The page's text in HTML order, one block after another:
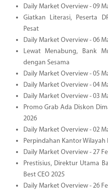
Daily Market Overview - 09
Giatkan Literasi, Peserta
Pesat
Daily Market Overview - 06
Lewat Menabung, Bank
dengan Sesama
Daily Market Overview - 05
Daily Market Overview - 04
Daily Market Overview - 03
Promo Grab Ada Diskon
2026
Daily Market Overview - 02
Perpindahan Kantor Wilayah
Daily Market Overview - 27
Prestisius, Direktur Utama
Best CEO 2025
Daily Market Overview - 26